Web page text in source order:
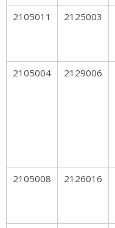
2105011 2125003
2105004 2129006
2105008 2126016